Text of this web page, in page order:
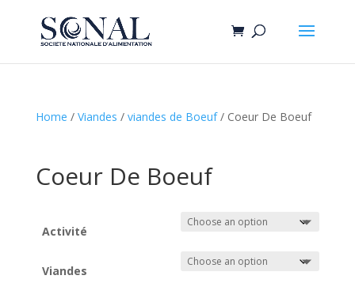
Home / Viandes / viandes de Boeuf/ Coeur De Boeuf
Coeur De Boeuf
Activité
Viandes